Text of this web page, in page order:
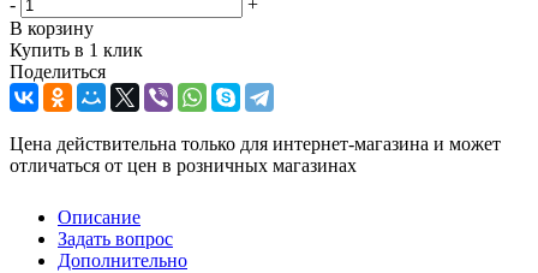
-
+
В корзину
Купить в 1 клик
Поделиться
Цена действительна только для интернет-магазина и может
отличаться от цен в розничных магазинах
Описание
Задать вопрос
Дополнительно